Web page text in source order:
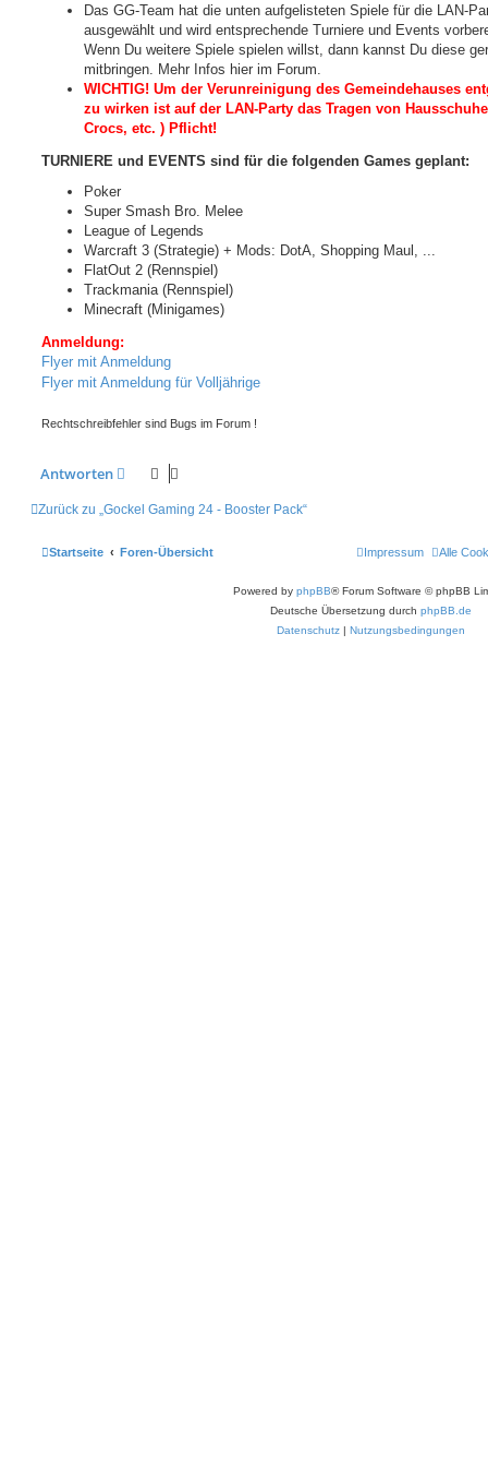
Das GG-Team hat die unten aufgelisteten Spiele für die LAN-
ausgewählt und wird entsprechende Turniere und Events
Wenn Du weitere Spiele spielen willst, dann kannst Du diese
mitbringen. Mehr Infos hier im Forum.
WICHTIG! Um der Verunreinigung des Gemeindehauses
zu wirken ist auf der LAN-Party das Tragen von
Crocs, etc. ) Pflicht!
TURNIERE und EVENTS sind für die folgenden Games geplant:
Poker
Super Smash Bro. Melee
League of Legends
Warcraft 3 (Strategie) + Mods: DotA, Shopping Maul, ...
FlatOut 2 (Rennspiel)
Trackmania (Rennspiel)
Minecraft (Minigames)
Anmeldung:
Flyer mit Anmeldung
Flyer mit Anmeldung für Volljährige
Rechtschreibfehler sind Bugs im Forum !
Antworten
Zurück zu „Gockel Gaming 24 - Booster Pack“
Startseite Foren-Übersicht Alle
Impressum
Powered by phpBB® Forum Software © phpBB
Deutsche Übersetzung durch phpBB.de
Datenschutz
Nutzungsbedingungen